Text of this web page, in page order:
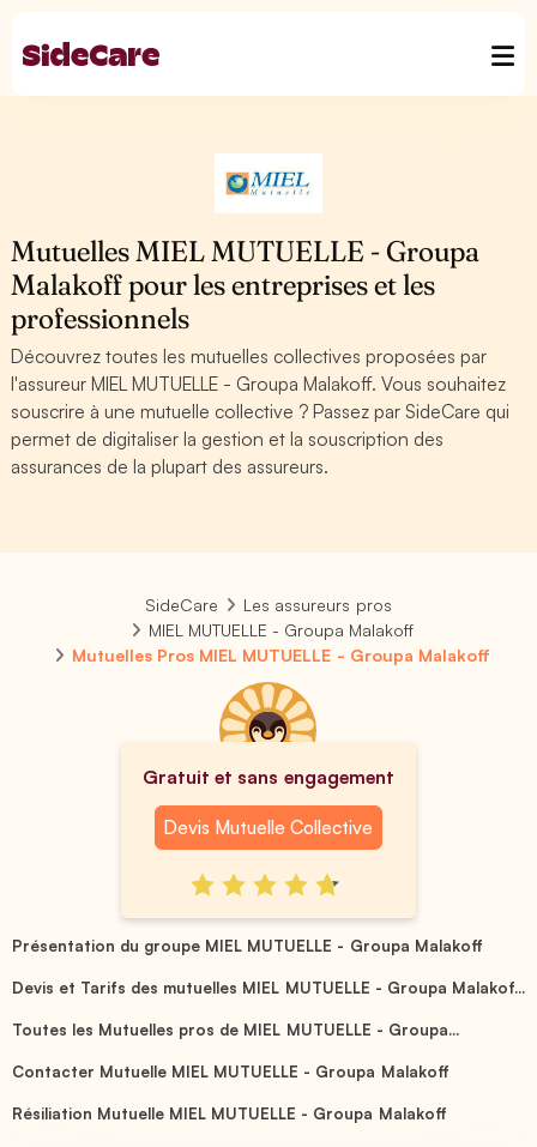
Mutuelles MIEL MUTUELLE - Groupa
Malakoff pour les entreprises et les
professionnels
Découvrez toutes les mutuelles collectives proposées par
l'assureur MIEL MUTUELLE - Groupa Malakoff. Vous souhaitez
souscrire à une mutuelle collective ? Passez par SideCare qui
permet de digitaliser la gestion et la souscription des
assurances de la plupart des assureurs.
SideCare
Les assureurs pros
MIEL MUTUELLE - Groupa Malakoff
Mutuelles Pros MIEL MUTUELLE - Groupa Malakoff
Gratuit et sans engagement
Devis Mutuelle Collective
Présentation du groupe MIEL MUTUELLE - Groupa Malakoff
Devis et Tarifs des mutuelles MIEL MUTUELLE - Groupa Malakof...
Toutes les Mutuelles pros de MIEL MUTUELLE - Groupa...
Contacter Mutuelle MIEL MUTUELLE - Groupa Malakoff
Résiliation Mutuelle MIEL MUTUELLE - Groupa Malakoff